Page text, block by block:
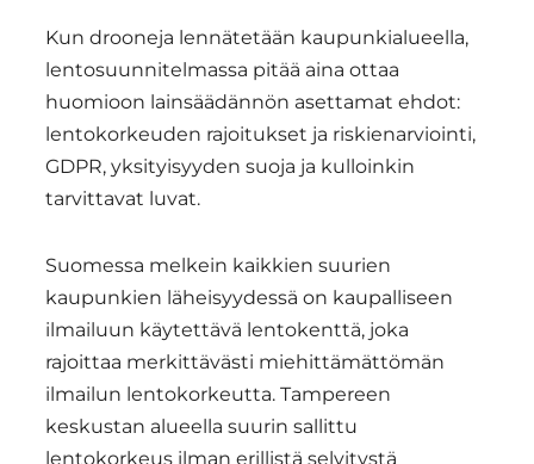
Kun drooneja lennätetään kaupunkialueella,
lentosuunnitelmassa pitää aina ottaa
huomioon lainsäädännön asettamat ehdot:
lentokorkeuden rajoitukset ja riskienarviointi,
GDPR, yksityisyyden suoja ja kulloinkin
tarvittavat luvat.
Suomessa melkein kaikkien suurien
kaupunkien läheisyydessä on kaupalliseen
ilmailuun käytettävä lentokenttä, joka
rajoittaa merkittävästi miehittämättömän
ilmailun lentokorkeutta. Tampereen
keskustan alueella suurin sallittu
lentokorkeus ilman erillistä selvitystä